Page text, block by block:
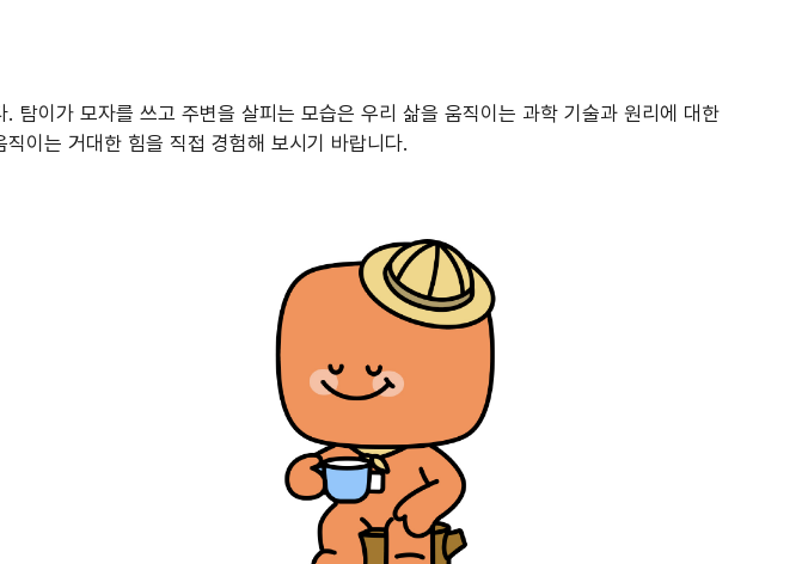
이가 모자를 쓰고 주변을 살피는 모습은 우리 삶을 움직이는 과학 기술과 원리에 대한
이는 거대한 힘을 직접 경험해 보시기 바랍니다.